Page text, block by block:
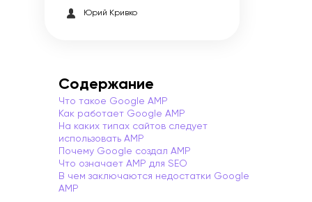
Юрий Кривко
Содержание
Что такое Google AMP
Как работает Google AMP
На каких типах сайтов следует
использовать AMP
Почему Google создал AMP
Что означает AMP для SEO
В чем заключаются недостатки Google
AMP